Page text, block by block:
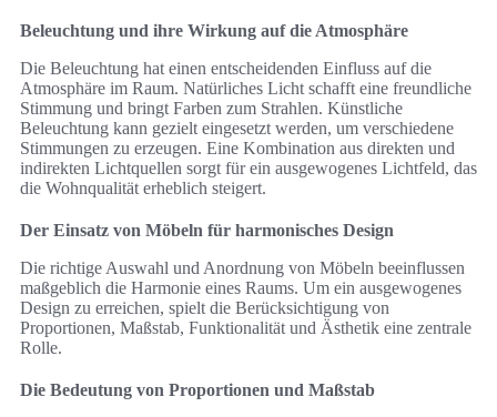
Beleuchtung und ihre Wirkung auf die Atmosphäre
Die Beleuchtung hat einen entscheidenden Einfluss auf die
Atmosphäre im Raum. Natürliches Licht schafft eine freundliche
Stimmung und bringt Farben zum Strahlen. Künstliche
Beleuchtung kann gezielt eingesetzt werden, um verschiedene
Stimmungen zu erzeugen. Eine Kombination aus direkten und
indirekten Lichtquellen sorgt für ein ausgewogenes Lichtfeld, das
die Wohnqualität erheblich steigert.
Der Einsatz von Möbeln für harmonisches Design
Die richtige Auswahl und Anordnung von Möbeln beeinflussen
maßgeblich die Harmonie eines Raums. Um ein ausgewogenes
Design zu erreichen, spielt die Berücksichtigung von
Proportionen, Maßstab, Funktionalität und Ästhetik eine zentrale
Rolle.
Die Bedeutung von Proportionen und Maßstab